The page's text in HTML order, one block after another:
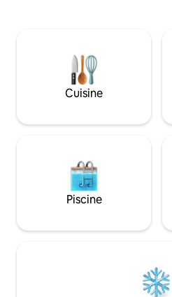
dispose d'un canapé convertible
voyageurs supplémentaires.
vous dans la salle de bain
profitez de la simplicité de vivre
maison. Les toilettes sont
Cuisine
Piscine